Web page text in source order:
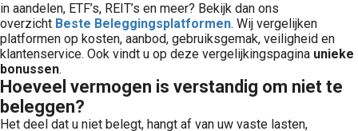
in aandelen, ETF’s, REIT’s en meer? Bekijk dan ons
overzicht Beste Beleggingsplatformen. Wij vergelijken
platformen op kosten, aanbod, gebruiksgemak, veiligheid en
klantenservice. Ook vindt u op deze vergelijkingspagina unieke
bonussen.
Hoeveel vermogen is verstandig om niet te
beleggen?
Het deel dat u niet belegt, hangt af van uw vaste lasten,